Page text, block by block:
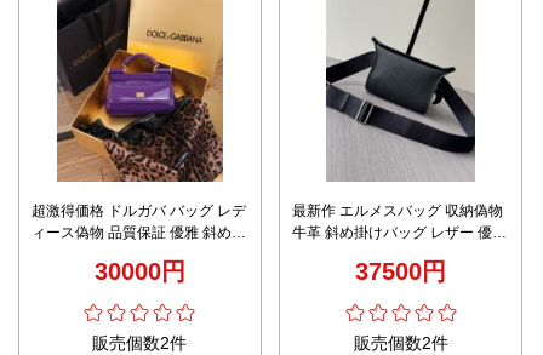
超激得価格 ドルガバ バッグ レデ
ィース偽物 品質保証 優雅 斜め掛
30000円
販売個数2件
最新作 エルメスバッグ 収納偽物
牛革 斜め掛けバッグ レザー 優雅
37500円
販売個数2件